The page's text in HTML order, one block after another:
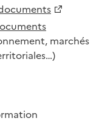
marchés